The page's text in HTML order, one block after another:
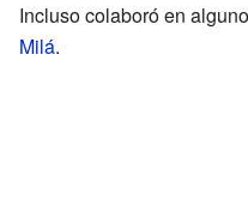
Incluso colaboró en
Milá.